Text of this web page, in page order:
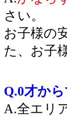
さい。
お子様の
た、お子
Q.0才か
A.全エリ